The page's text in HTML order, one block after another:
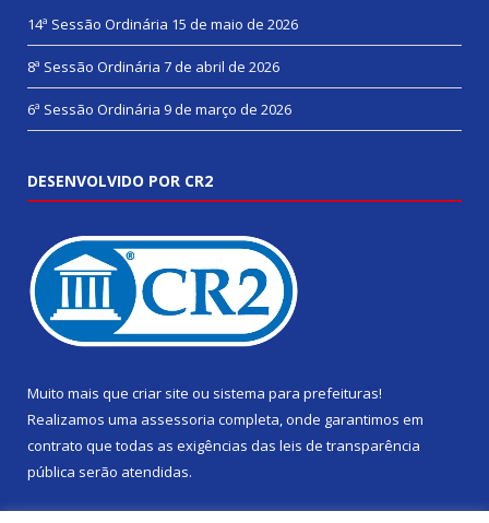
14ª Sessão Ordinária 15 de maio de 2026
8ª Sessão Ordinária 7 de abril de 2026
6ª Sessão Ordinária 9 de março de 2026
DESENVOLVIDO POR CR2
Muito mais que criar site ou sistema para prefeituras!
Realizamos uma assessoria completa, onde garantimos em
contrato que todas as exigências das leis de transparência
pública serão atendidas.